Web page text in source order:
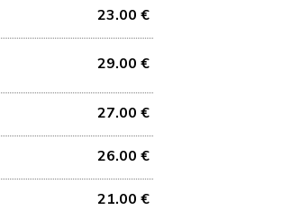
23.00 €
29.00 €
27.00 €
26.00 €
21.00 €